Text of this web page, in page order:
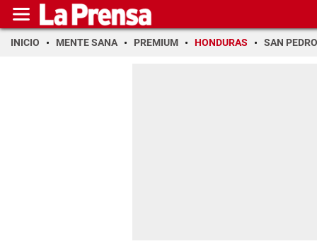
INICIO MENTE SANA PREMIUM HONDURAS SAN PEDRO